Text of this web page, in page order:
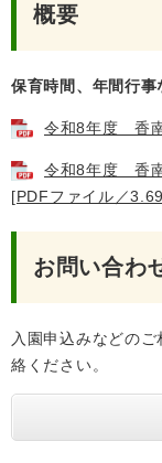
概要
保育時間、年間行
令和8年度 香
令和8年度 香
[PDFファイル／
お問い合わ
入園申込みなどの
絡ください。